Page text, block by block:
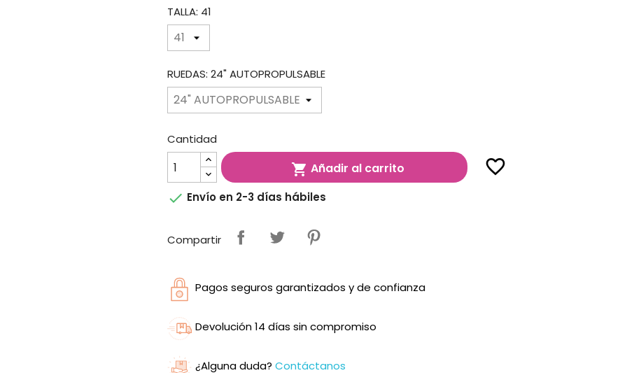
TALLA: 41
RUEDAS: 24" AUTOPROPULSABLE
Cantidad
 Añadir al carrito favorite_border
 Envío en 2-3 días hábiles
Compartir
Pagos seguros garantizados y de confianza
Devolución 14 días sin compromiso
¿Alguna duda? Contáctanos